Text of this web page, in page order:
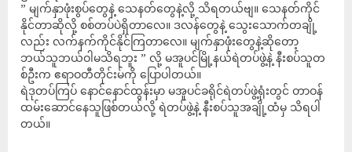
” မျက်နှာဖုံးစွပ်တွေနဲ့ သေနတ်တွေနဲ့လို့ သိရတယ်ဗျ။ သေနတ်ကိုင်
နိုင်တာဆိုလို့ စစ်တပ်ပဲရှိတာလေ။ ဒလန်တွေနဲ့ သွေးသောက်တချို့
လည်း လက်နက်ကိုင်နိုင်ကြတာလေ။ မျက်နှာဖုံးတွေနဲ့ဆိုတော့
ဘယ်သူဘယ်ဝါမသိရဘူး ” လို့ မအူပင်မြို့နယ်ရဲတပ်ဖွဲ့နဲ့ နီးစပ်သူတ
စ်ဦးက ဧရာဝတီတိုင်းမ်ကို ပြောပါတယ်။
ရဲဒုတပ်ကြပ် နောင်နောင်ထွန်းမှာ မအူပင်ခရိုင်ရဲတပ်ဖွဲ့ရုံးတွင် တာဝန်
ထမ်းဆောင်နေသူဖြစ်တယ်လို့ ရဲတပ်ဖွဲ့နဲ့ နီးစပ်သူအချို့ထံမှ သိရပါ
တယ်။